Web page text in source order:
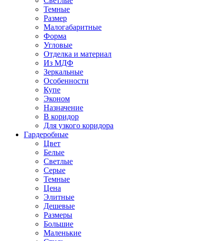
Темные
Размер
Малогабаритные
Форма
Угловые
Отделка и материал
Из МДФ
Зеркальные
Особенности
Купе
Эконом
Назначение
В коридор
Для узкого коридора
Гардеробные
Цвет
Белые
Светлые
Серые
Темные
Цена
Элитные
Дешевые
Размеры
Большие
Маленькие